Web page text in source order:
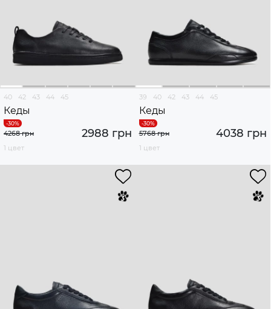
40 42 43 44 45
Кеды
2988 грн
4268 грн
1 цвет
39 40 42 43 44 45
Кеды
4038 грн
5768 грн
1 цвет